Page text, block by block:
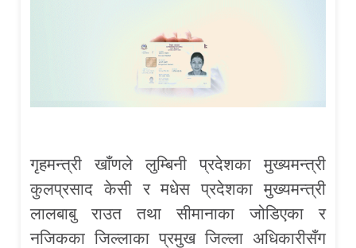
गृहमन्त्री खाँणले लुम्बिनी प्रदेशका मुख्यमन्त्री
कुलप्रसाद केसी र मधेस प्रदेशका मुख्यमन्त्री
लालबाबु राउत तथा सीमानाका जोडिएका र
नजिकका जिल्लाका प्रमुख जिल्ला अधिकारीसँग